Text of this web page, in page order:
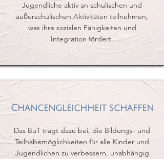
Jugendliche aktiv an schulischen und
außerschulischen Aktivitäten teilnehmen,
was ihre sozialen Fähigkeiten und
Integration fördert.
Chancengleichheit schaffen
Das BuT trägt dazu bei, die Bildungs- und
Teilhabemöglichkeiten für alle Kinder und
Jugendlichen zu verbessern, unabhängig